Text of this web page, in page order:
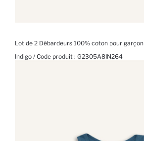
Lot de 2 Débardeurs 100% coton pour garçon
Indigo / Code produit : G2305A8IN264